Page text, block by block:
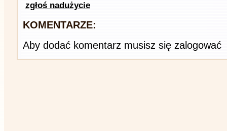
zgłoś nadużycie
KOMENTARZE:
Aby dodać komentarz musisz się zalogować